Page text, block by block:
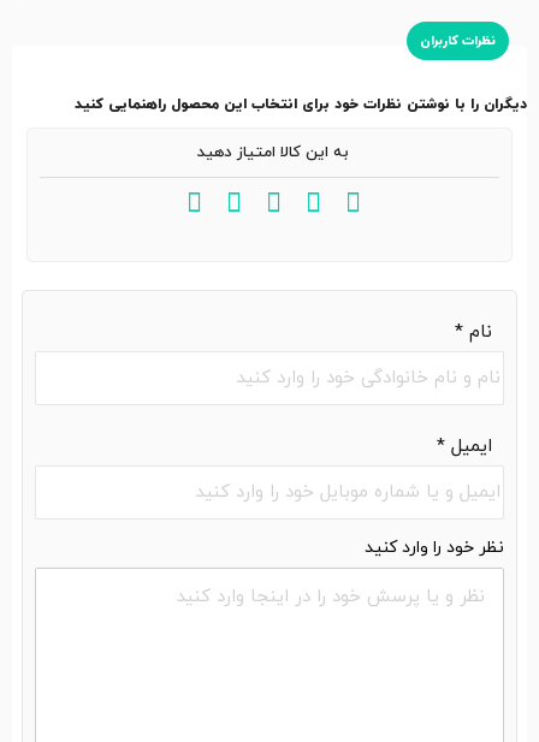
نظرات کاربران
دیگران را با نوشتن نظرات خود برای انتخاب این محصول راهنمایی کنید
نام *
ایمیل *
به این کالا امتیاز دهید